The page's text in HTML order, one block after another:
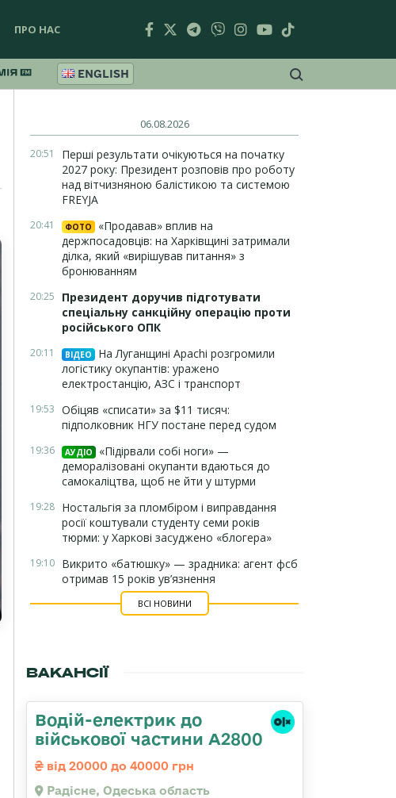
ПРО НАС
ENGLISH
06.08.2026
20:51
Перші результати очікуються на початку
2027 року: Президент розповів про роботу
над вітчизняною балістикою та системою
FREYJA
20:41 ФОТО
«Продавав» вплив на
держпосадовців: на Харківщині затримали
ділка, який «вирішував питання» з
бронюванням
20:25
Президент доручив підготувати
спеціальну санкційну операцію проти
російського ОПК
20:11 ВІДЕО
На Луганщині Apachi розгромили
логістику окупантів: уражено
електростанцію, АЗС і транспорт
19:53 Обіцяв «списати» за $11 тисяч:
підполковник НГУ постане перед судом
19:36 АУДІО
«Підірвали собі ноги» —
деморалізовані окупанти вдаються до
самокаліцтва, щоб не йти у штурми
19:28 Ностальгія за пломбіром і виправдання
росії коштували студенту семи років
тюрми: у Харкові засуджено «блогера»
19:10 Викрито «батюшку» — зрадника: агент фсб
отримав 15 років ув’язнення
ВСІ НОВИНИ
ВАКАНСІЇ
Водій-електрик до
військової частини А2800
від 20000 до 40000 грн
Радісне, Одеська область